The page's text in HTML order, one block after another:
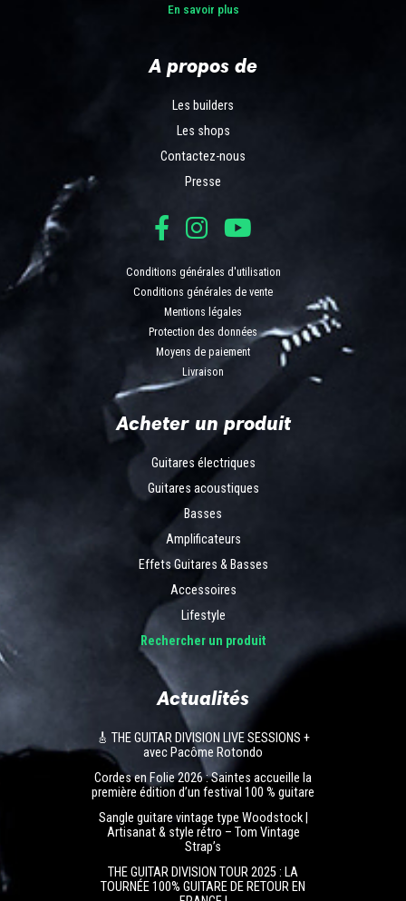
En savoir plus
A propos de
Les builders
Les shops
Contactez-nous
Presse
Conditions générales d'utilisation
Conditions générales de vente
Mentions légales
Protection des données
Moyens de paiement
Livraison
Acheter un produit
Guitares électriques
Guitares acoustiques
Basses
Amplificateurs
Effets Guitares & Basses
Accessoires
Lifestyle
Rechercher un produit
Actualités
🎸 THE GUITAR DIVISION LIVE SESSIONS +
avec Pacôme Rotondo
Cordes en Folie 2026 : Saintes accueille la
première édition d’un festival 100 % guitare
Sangle guitare vintage type Woodstock |
Artisanat & style rétro – Tom Vintage
Strap’s
THE GUITAR DIVISION TOUR 2025 : LA
TOURNÉE 100% GUITARE DE RETOUR EN